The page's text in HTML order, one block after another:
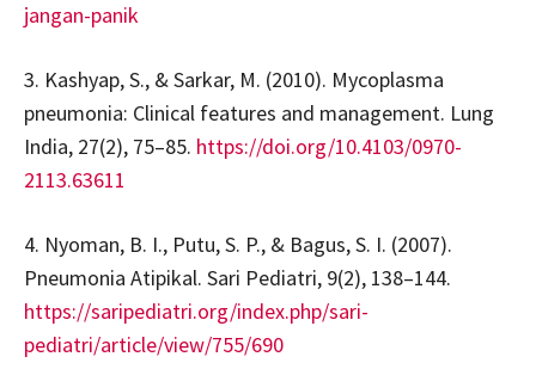
jangan-panik
3. Kashyap, S., & Sarkar, M. (2010). Mycoplasma
pneumonia: Clinical features and management. Lung
India, 27(2), 75–85. https://doi.org/10.4103/0970-
2113.63611
4. Nyoman, B. I., Putu, S. P., & Bagus, S. I. (2007).
Pneumonia Atipikal. Sari Pediatri, 9(2), 138–144.
https://saripediatri.org/index.php/sari-
pediatri/article/view/755/690